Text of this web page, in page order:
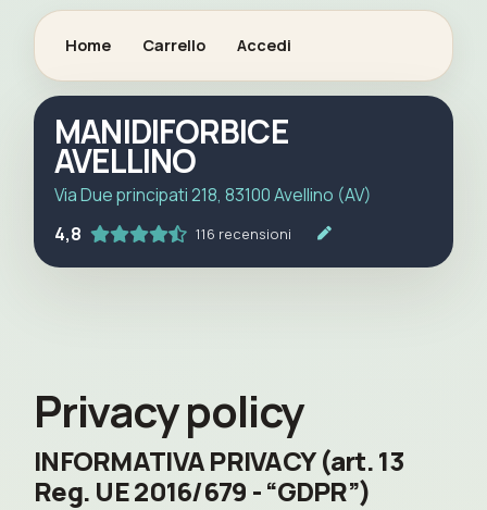
Home Carrello Accedi
MANIDIFORBICE
AVELLINO
Via Due principati 218, 83100 Avellino (AV)
4,8
116 recensioni
Privacy policy
INFORMATIVA PRIVACY (art. 13
Reg. UE 2016/679 - “GDPR”)